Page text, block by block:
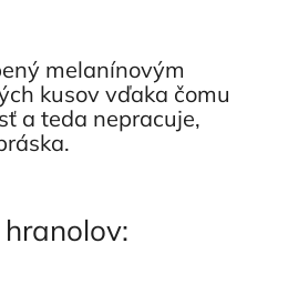
melanínovým
kusov vďaka čomu
a teda nepracuje,